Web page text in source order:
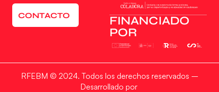
CONTACTO
FINANCIADO
POR
RFEBM © 2024. Todos los derechos reservados –
Desarrollado por